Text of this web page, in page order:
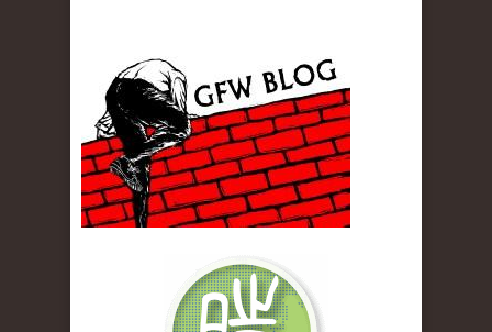
gfw_blog_small.jpg